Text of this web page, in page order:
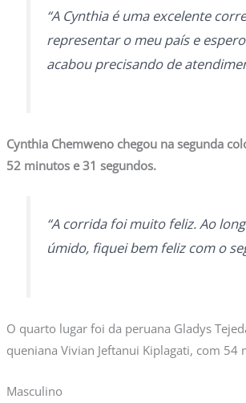
“A Cynthia é uma excelente
representar o meu país e
acabou precisando de
Cynthia Chemweno chegou na segunda
52 minutos e 31 segundos.
“A corrida foi muito feliz. Ao
úmido, fiquei bem feliz com o
O quarto lugar foi da peruana Gladys
queniana Vivian Jeftanui Kiplagati, com 54
Masculino